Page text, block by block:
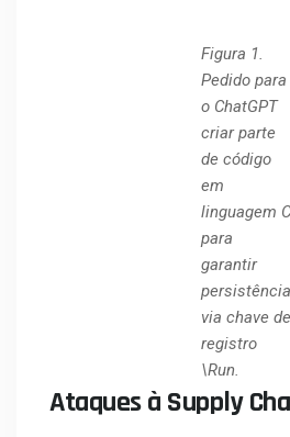
Figura 1.
Pedido para
o ChatGPT
criar parte
de código
em
linguagem C
para
garantir
persistência
via chave de
registro
\Run.
Ataques à Supply